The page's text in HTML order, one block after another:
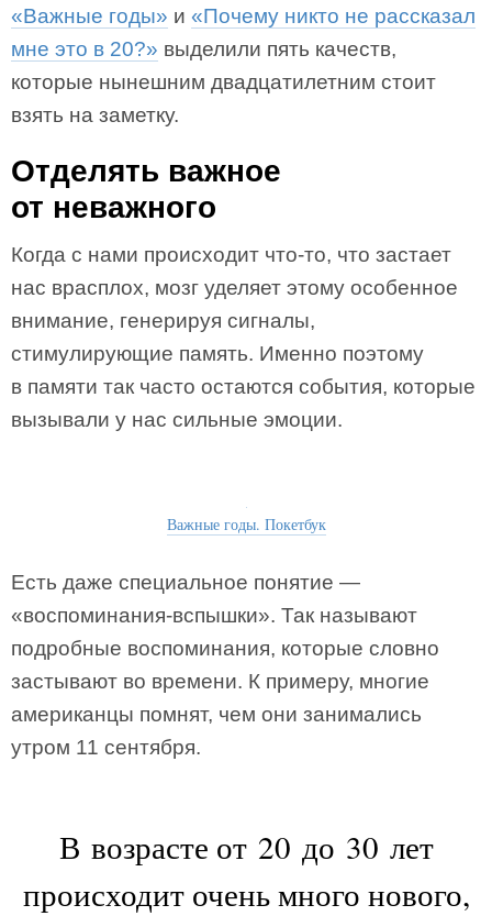
«Важные годы» и «Почему никто не рассказал
мне это в 20?» выделили пять качеств,
которые нынешним двадцатилетним стоит
взять на заметку.
Отделять важное
от неважного
Когда с нами происходит что-то, что застает
нас врасплох, мозг уделяет этому особенное
внимание, генерируя сигналы,
стимулирующие память. Именно поэтому
в памяти так часто остаются события, которые
вызывали у нас сильные эмоции.
Важные годы. Покетбук
Есть даже специальное понятие —
«воспоминания-вспышки». Так называют
подробные воспоминания, которые словно
застывают во времени. К примеру, многие
американцы помнят, чем они занимались
утром 11 сентября.
В возрасте от 20 до 30 лет
происходит очень много нового,